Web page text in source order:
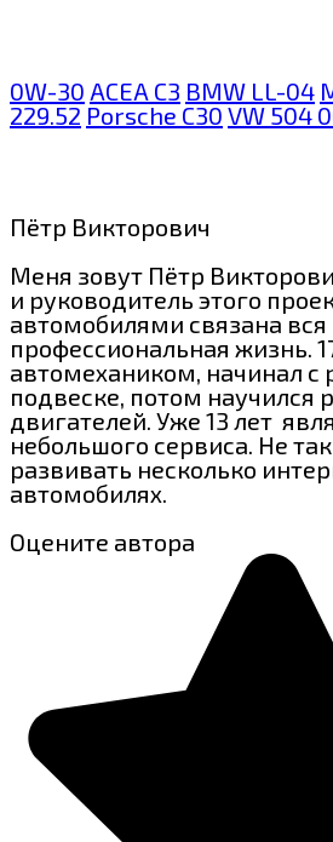
0W-30 ACEA C3 BMW LL-04
229.52 Porsche C30 VW 504
Пётр Викторович
Меня зовут Пётр
и руководитель этого
автомобилями связана
профессиональная жизнь.
автомехаником, начинал с
подвеске, потом научился
двигателей. Уже 13 лет
небольшого сервиса. Не
развивать несколько
автомобилях.
Оцените автора